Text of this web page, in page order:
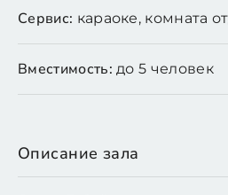
Сервис: караоке, комната
Вместимость: до 5 человек
Описание зала